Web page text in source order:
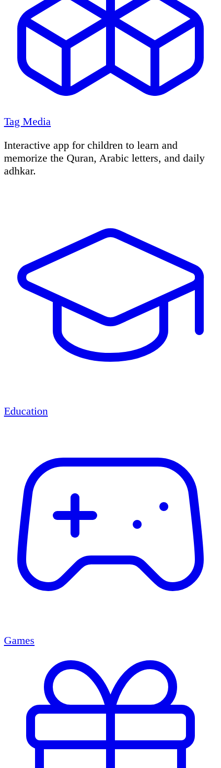
Tag Media
Interactive app for children to learn and
memorize the Quran, Arabic letters, and daily
adhkar.
Education
Games